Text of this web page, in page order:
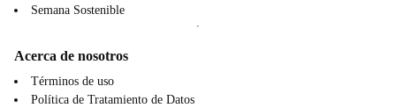
Semana Sostenible
Acerca de nosotros
Términos de uso
Política de Tratamiento de Datos